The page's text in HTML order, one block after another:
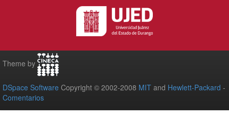
Theme by
DSpace Software Copyright © 2002-2008 MIT and Hewlett-Packard -
Comentarios